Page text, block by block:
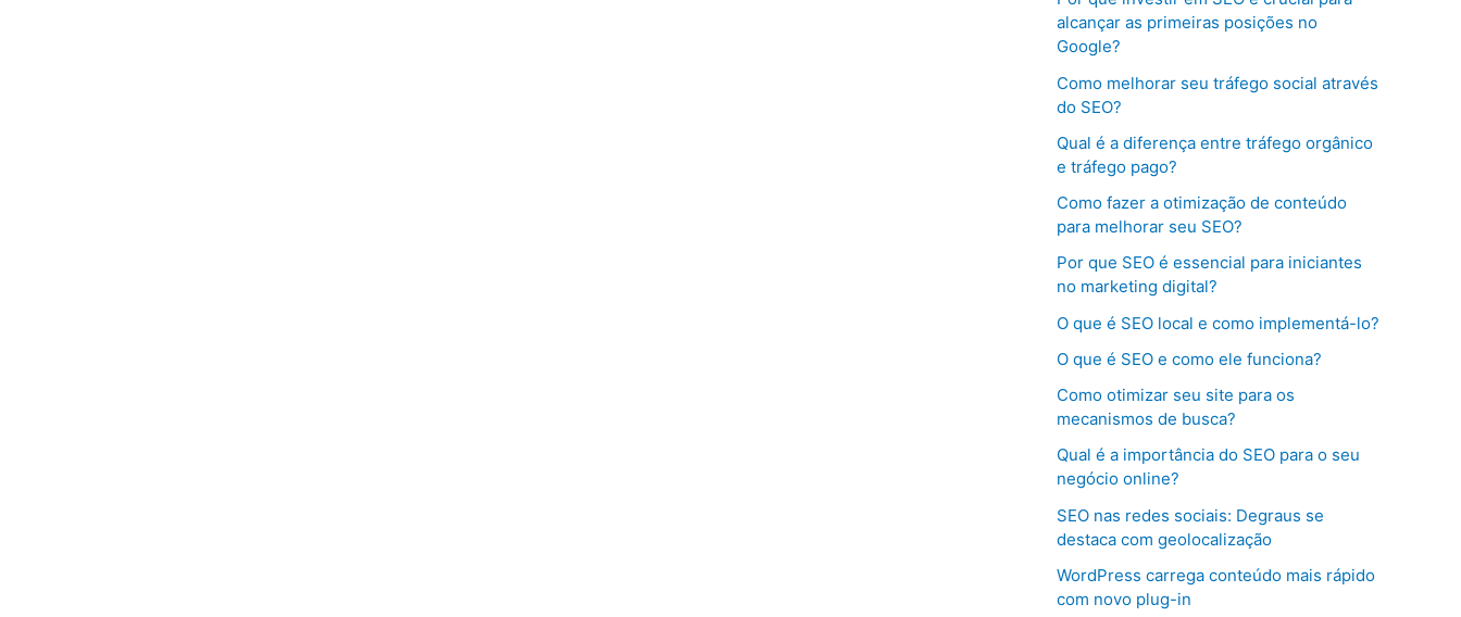
alcançar as primeiras posições no
Google?
Como melhorar seu tráfego social através
do SEO?
Qual é a diferença entre tráfego orgânico
e tráfego pago?
Como fazer a otimização de conteúdo
para melhorar seu SEO?
Por que SEO é essencial para iniciantes
no marketing digital?
O que é SEO local e como implementá-lo?
O que é SEO e como ele funciona?
Como otimizar seu site para os
mecanismos de busca?
Qual é a importância do SEO para o seu
negócio online?
SEO nas redes sociais: Degraus se
destaca com geolocalização
WordPress carrega conteúdo mais rápido
com novo plug-in